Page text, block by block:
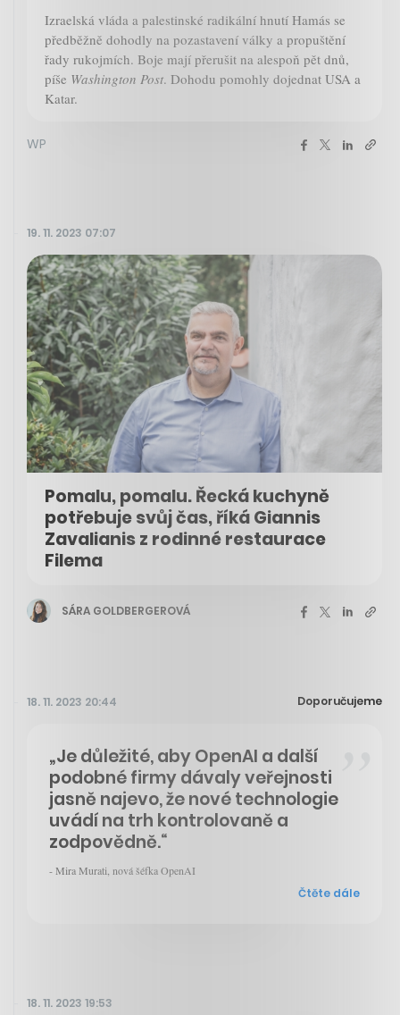
Izraelská vláda a palestinské radikální hnutí Hamás se
předběžně dohodly na pozastavení války a propuštění
řady rukojmích. Boje mají přerušit na alespoň pět dnů,
píše Washington Post. Dohodu pomohly dojednat USA a
Katar.
WP
19. 11. 2023 07:07
Pomalu, pomalu. Řecká kuchyně
potřebuje svůj čas, říká Giannis
Zavalianis z rodinné restaurace
Filema
SÁRA GOLDBERGEROVÁ
18. 11. 2023 20:44 Doporučujeme
„Je důležité, aby OpenAI a další
podobné firmy dávaly veřejnosti
jasně najevo, že nové technologie
uvádí na trh kontrolovaně a
zodpovědně.“
- Mira Murati, nová šéfka OpenAI
Čtěte dále
18. 11. 2023 19:53